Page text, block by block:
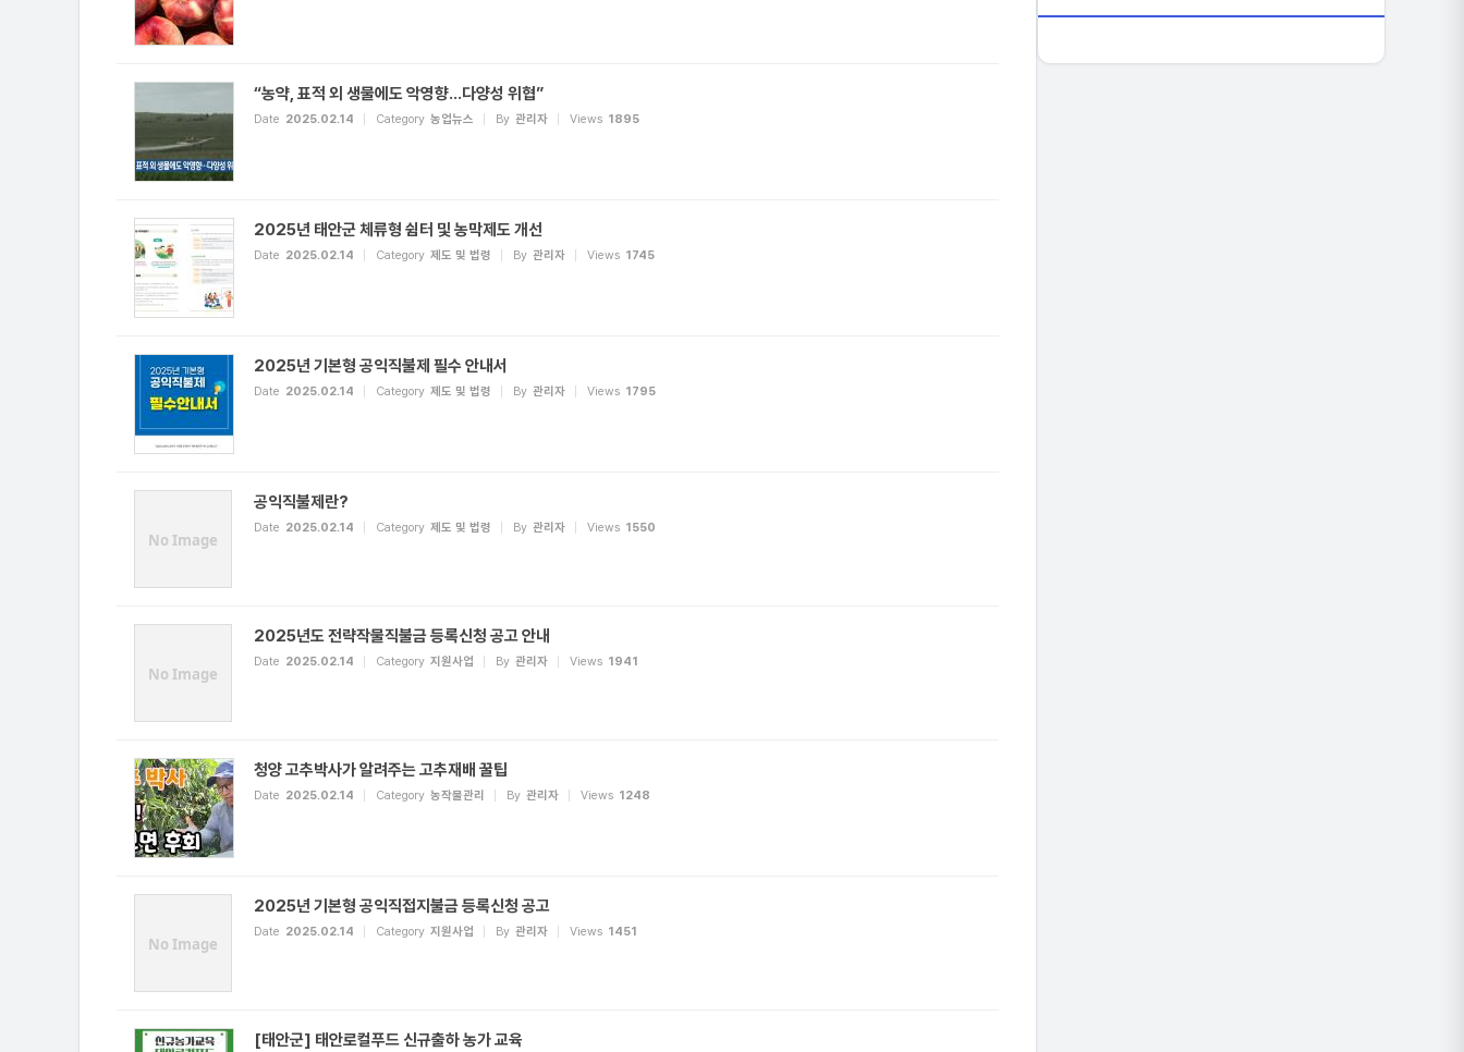
“농약, 표적 외 생물에도 악영향…다양성 위협”
Date 2025.02.14 Category 농업뉴스 By 관리자 Views 1895
2025년 태안군 체류형 쉼터 및 농막제도 개선
Date 2025.02.14 Category 제도 및 법령 By 관리자 Views 1745
2025년 기본형 공익직불제 필수 안내서
Date 2025.02.14 Category 제도 및 법령 By 관리자 Views 1795
No Image
공익직불제란?
Date 2025.02.14 Category 제도 및 법령 By 관리자 Views 1550
No Image
2025년도 전략작물직불금 등록신청 공고 안내
Date 2025.02.14 Category 지원사업 By 관리자 Views 1941
청양 고추박사가 알려주는 고추재배 꿀팁
Date 2025.02.14 Category 농작물관리 By 관리자 Views 1248
No Image
2025년 기본형 공익직접지불금 등록신청 공고
Date 2025.02.14 Category 지원사업 By 관리자 Views 1451
[태안군] 태안로컬푸드 신규출하 농가 교육